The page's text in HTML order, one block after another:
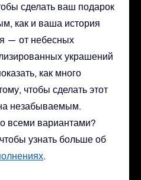
сделать ваш подарок
как и ваша история
— от небесных
украшений
как много
чтобы сделать этот
незабываемым.
всеми вариантами?
узнать больше об
.